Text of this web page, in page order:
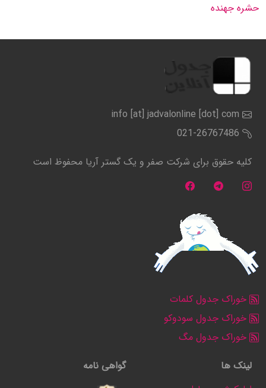
حشره جهنده
info [at] jadvalonline [dot] com
021-26767486
کلیه حقوق برای شرکت صفر و یک گستر آریا محفوظ است
خوراک جدول کلمات
خوراک جدول سودوکو
خوراک جدول مگ
لینک ها
گواهی نامه